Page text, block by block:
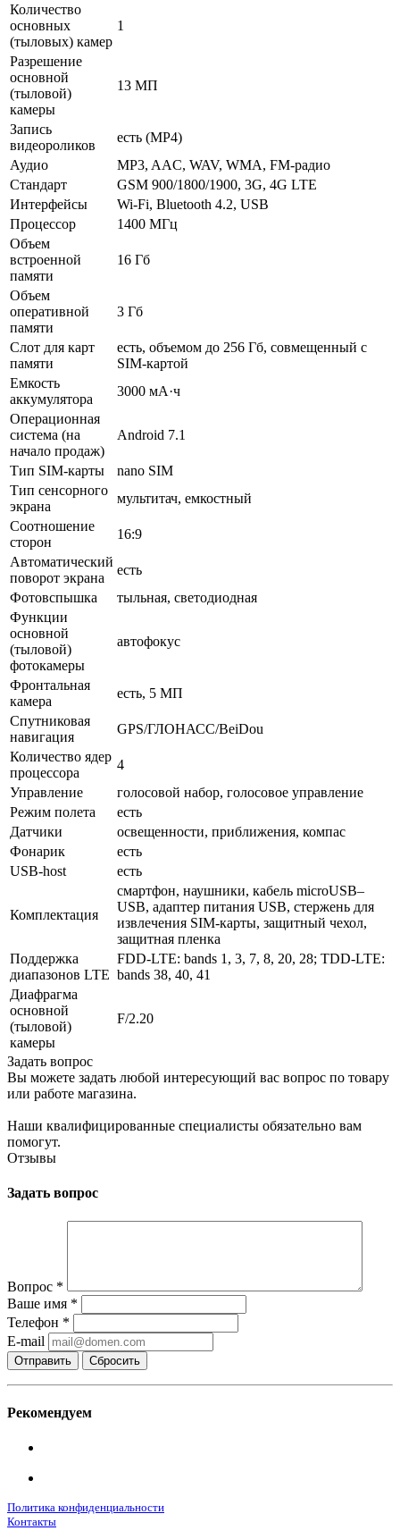
Количество
основных
(тыловых) камер
1
Разрешение
основной
(тыловой)
камеры
13 МП
Запись
видеороликов
есть (MP4)
Аудио
MP3, AAC, WAV, WMA, FM-радио
Стандарт
GSM 900/1800/1900, 3G, 4G LTE
Интерфейсы
Wi-Fi, Bluetooth 4.2, USB
Процессор
1400 МГц
Объем
встроенной
памяти
16 Гб
Объем
оперативной
памяти
3 Гб
Слот для карт
памяти
есть, объемом до 256 Гб, совмещенный с
SIM-картой
Емкость
аккумулятора
3000 мА·ч
Операционная
система (на
начало продаж)
Android 7.1
Тип SIM-карты
nano SIM
Тип сенсорного
экрана
мультитач, емкостный
Соотношение
сторон
16:9
Автоматический
поворот экрана
есть
Фотовспышка
тыльная, светодиодная
Функции
основной
(тыловой)
фотокамеры
автофокус
Фронтальная
камера
есть, 5 МП
Спутниковая
навигация
GPS/ГЛОНАСС/BeiDou
Количество ядер
процессора
4
Управление
голосовой набор, голосовое управление
Режим полета
есть
Датчики
освещенности, приближения, компас
Фонарик
есть
USB-host
есть
Комплектация
смартфон, наушники, кабель microUSB–
USB, адаптер питания USB, стержень для
извлечения SIM-карты, защитный чехол,
защитная пленка
Поддержка
диапазонов LTE
FDD-LTE: bands 1, 3, 7, 8, 20, 28; TDD-LTE:
bands 38, 40, 41
Диафрагма
основной
(тыловой)
камеры
F/2.20
Задать вопрос
Вы можете задать любой интересующий вас вопрос по товару
или работе магазина.
Наши квалифицированные специалисты обязательно вам
помогут.
Отзывы
Задать вопрос
Вопрос *
Ваше имя *
Телефон *
E-mail
Сбросить
Рекомендуем
Политика конфиденциальности
Контакты